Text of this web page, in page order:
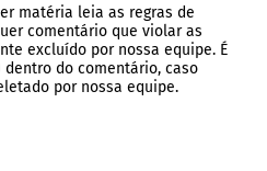
matéria leia as regras de
comentário que violar as
excluído por nossa equipe. É
do comentário, caso
por nossa equipe.